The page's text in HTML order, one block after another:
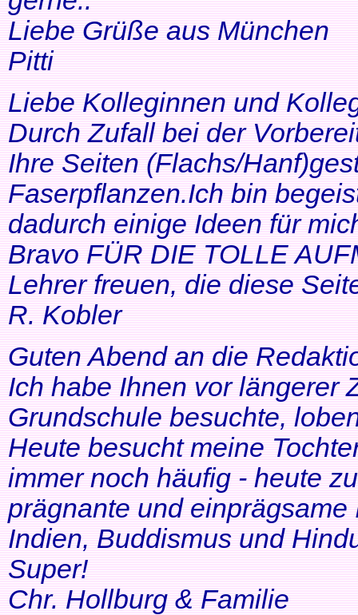
Liebe Grüße aus München
Pitti
Liebe Kolleginnen und
Durch Zufall bei der
Ihre Seiten (Flachs/
Faserpflanzen.Ich bin
dadurch einige Ideen für
Bravo FÜR DIE TOLLE
Lehrer freuen, die diese
R. Kobler
Guten Abend an die
Ich habe Ihnen vor längerer
Grundschule besuchte,
Heute besucht meine
immer noch häufig - heute
prägnante und
Indien, Buddismus und
Super!
Chr. Hollburg & Familie